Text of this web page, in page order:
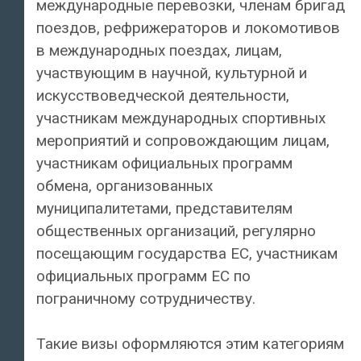
международные перевозки, членам бригад
поездов, рефрижераторов и локомотивов
в международных поездах, лицам,
участвующим в научной, культурной и
искусствоведческой деятельности,
участникам международных спортивных
мероприятий и сопровождающим лицам,
участникам официальных программ
обмена, организованных
муниципалитетами, представителям
общественных организаций, регулярно
посещающим государства ЕС, участникам
официальных программ ЕС по
пограничному сотрудничеству.
Такие визы оформляются этим категориям